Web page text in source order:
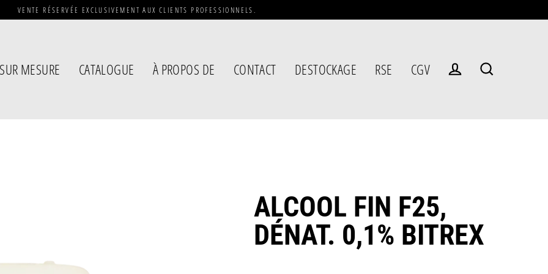
VENTE RÉSERVÉE EXCLUSIVEMENT AUX CLIENTS PROFESSIONNELS.
SUR MESURE CATALOGUE À PROPOS DE CONTACT DESTOCKAGE RSE
CGV
ALCOOL FIN F25,
DÉNAT. 0,1% BITREX